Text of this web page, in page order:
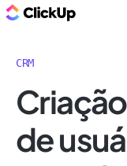
CRM
de